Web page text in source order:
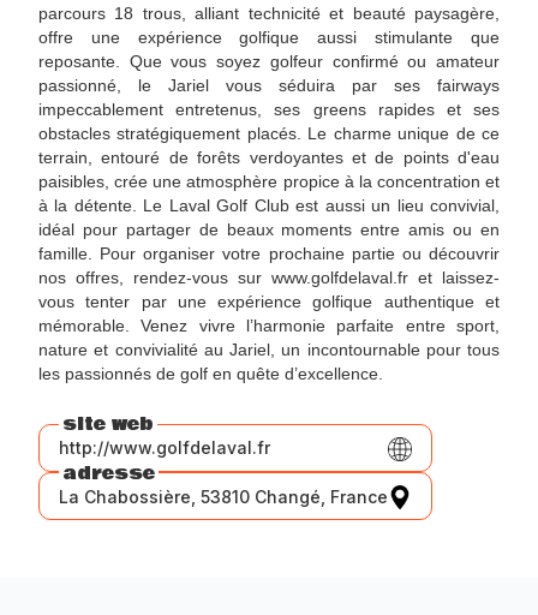
parcours 18 trous, alliant technicité et beauté paysagère,
offre une expérience golfique aussi stimulante que
reposante. Que vous soyez golfeur confirmé ou amateur
passionné, le Jariel vous séduira par ses fairways
impeccablement entretenus, ses greens rapides et ses
obstacles stratégiquement placés. Le charme unique de ce
terrain, entouré de forêts verdoyantes et de points d'eau
paisibles, crée une atmosphère propice à la concentration et
à la détente. Le Laval Golf Club est aussi un lieu convivial,
idéal pour partager de beaux moments entre amis ou en
famille. Pour organiser votre prochaine partie ou découvrir
nos offres, rendez-vous sur www.golfdelaval.fr et laissez-
vous tenter par une expérience golfique authentique et
mémorable. Venez vivre l’harmonie parfaite entre sport,
nature et convivialité au Jariel, un incontournable pour tous
les passionnés de golf en quête d’excellence.
site web
http://www.golfdelaval.fr
adresse
La Chabossière, 53810 Changé, France